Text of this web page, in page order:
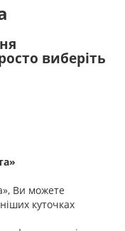
виберіть
Ви можете
куточках